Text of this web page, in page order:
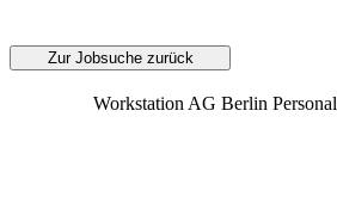
Zur Jobsuche zurück
Workstation AG Berlin